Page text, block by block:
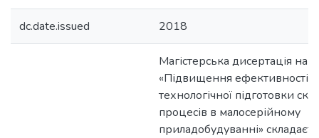
dc.date.issued 2018
Магістерська дисертація на
«Підвищення ефективності
технологічної підготовки
процесів в малосерійному
приладобудуванні»